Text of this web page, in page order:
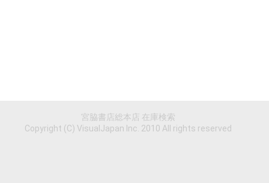
宮脇書店総本店 在庫検索
Copyright (C) VisualJapan Inc. 2010 All rights reserved